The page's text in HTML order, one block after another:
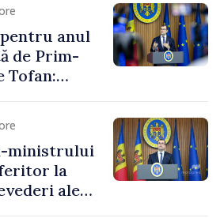
anul
de Prim-
Tofan:
și o
ministrului
la
ale